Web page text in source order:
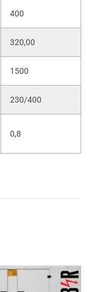
400
320,00
1500
230/400
0,8